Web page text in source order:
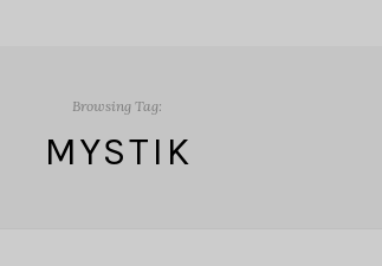
Browsing Tag:
MYSTIK